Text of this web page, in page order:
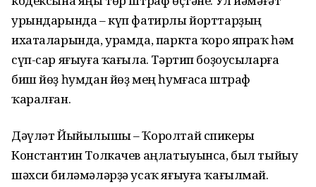
урындарында – күп фатирлы йорттарҙың
ихаталарында, урамда, паркта ҡоро япраҡ һәм
сүп-сар яғыуға ҡағыла. Тәртип боҙоусыларға
биш йөҙ һумдан йөҙ мең һумғаса штраф
ҡаралған.
Дәүләт Йыйылышы – Ҡоролтай спикеры
Константин Толкачев аңлатыуынса, был тыйыу
шәхси биләмәләрҙә усаҡ яғыуға ҡағылмай.